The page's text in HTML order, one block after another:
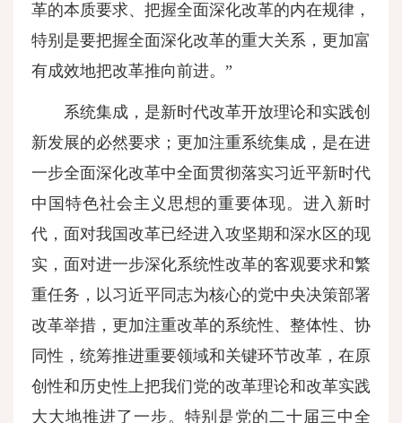
革的本质要求、把握全面深化改革的内在规律，
特别是要把握全面深化改革的重大关系，更加富
有成效地把改革推向前进。”
系统集成，是新时代改革开放理论和实践创
新发展的必然要求；更加注重系统集成，是在进
一步全面深化改革中全面贯彻落实习近平新时代
中国特色社会主义思想的重要体现。进入新时
代，面对我国改革已经进入攻坚期和深水区的现
实，面对进一步深化系统性改革的客观要求和繁
重任务，以习近平同志为核心的党中央决策部署
改革举措，更加注重改革的系统性、整体性、协
同性，统筹推进重要领域和关键环节改革，在原
创性和历史性上把我们党的改革理论和改革实践
大大地推进了一步。特别是党的二十届三中全